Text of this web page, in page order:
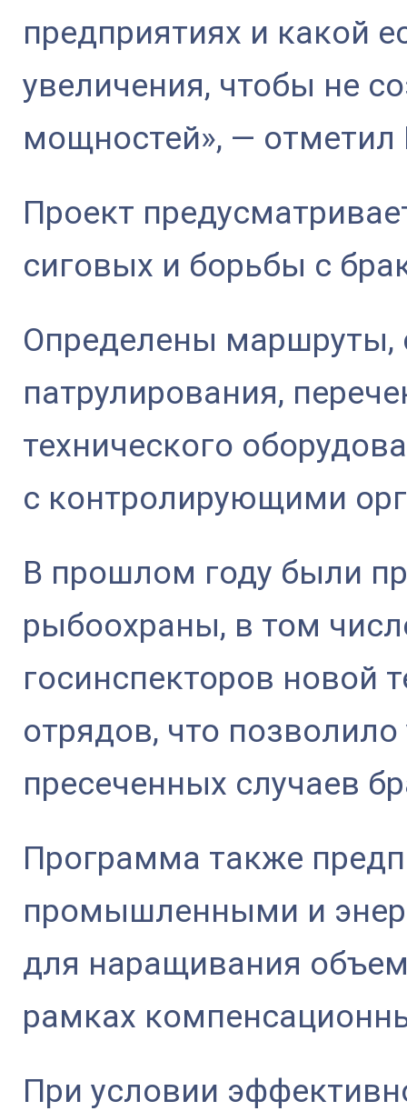
предприятиях и какой
увеличения, чтобы не
мощностей», —
Проект
сиговых и борьбы с
Определены маршруты,
патрулирования,
технического
с контролирующими
В прошлом году были
рыбоохраны, в том
госинспекторов новой
отрядов, что
пресеченных случаев
Программа также
промышленными и
для наращивания
рамках
При условии